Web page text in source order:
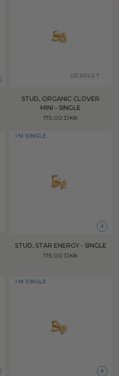
UDSOLGT
STUD, ORGANIC CLOVER
MINI - SINGLE
175,00 DKK
I'M SINGLE
+
STUD, STAR ENERGY - SINGLE
175,00 DKK
I'M SINGLE
+